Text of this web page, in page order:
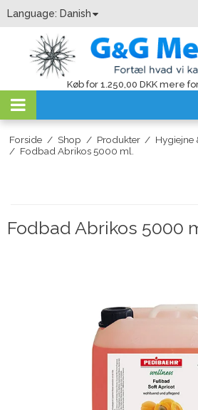
Language: Danish
Køb for 1.250,00 DKK mere
Forside / Shop / Produkter / Hygiejne
/ Fodbad Abrikos 5000 ml.
Fodbad Abrikos 5000